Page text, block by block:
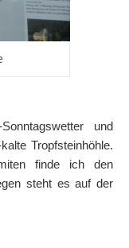
und
Tropfsteinhöhle.
finde ich den
steht es auf der